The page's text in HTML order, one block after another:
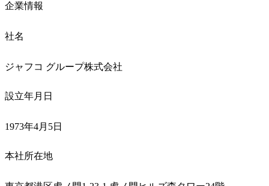
企業情報
社名
ジャフコ グループ株式会社
設立年月日
1973年4月5日
本社所在地